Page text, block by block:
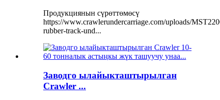
Продукциянын сүрөттөмөсү
https://www.crawlerundercarriage.com/uploads/
rubber-track-und...
Заводго ылайыкташтырылган
Crawler ...